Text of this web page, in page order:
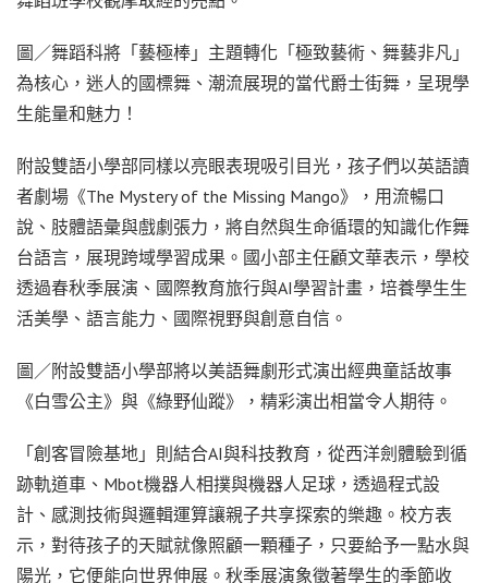
圖／舞蹈科將「藝極棒」主題轉化「極致藝術、舞藝非凡」
為核心，迷人的國標舞、潮流展現的當代爵士街舞，呈現學
生能量和魅力！
附設雙語小學部同樣以亮眼表現吸引目光，孩子們以英語讀
者劇場《The Mystery of the Missing Mango》，用流暢口
說、肢體語彙與戲劇張力，將自然與生命循環的知識化作舞
台語言，展現跨域學習成果。國小部主任顧文華表示，學校
透過春秋季展演、國際教育旅行與AI學習計畫，培養學生生
活美學、語言能力、國際視野與創意自信。
圖／附設雙語小學部將以美語舞劇形式演出經典童話故事
《白雪公主》與《綠野仙蹤》，精彩演出相當令人期待。
「創客冒險基地」則結合AI與科技教育，從西洋劍體驗到循
跡軌道車、Mbot機器人相撲與機器人足球，透過程式設
計、感測技術與邏輯運算讓親子共享探索的樂趣。校方表
示，對待孩子的天賦就像照顧一顆種子，只要給予一點水與
陽光，它便能向世界伸展。秋季展演象徵著學生的季節收